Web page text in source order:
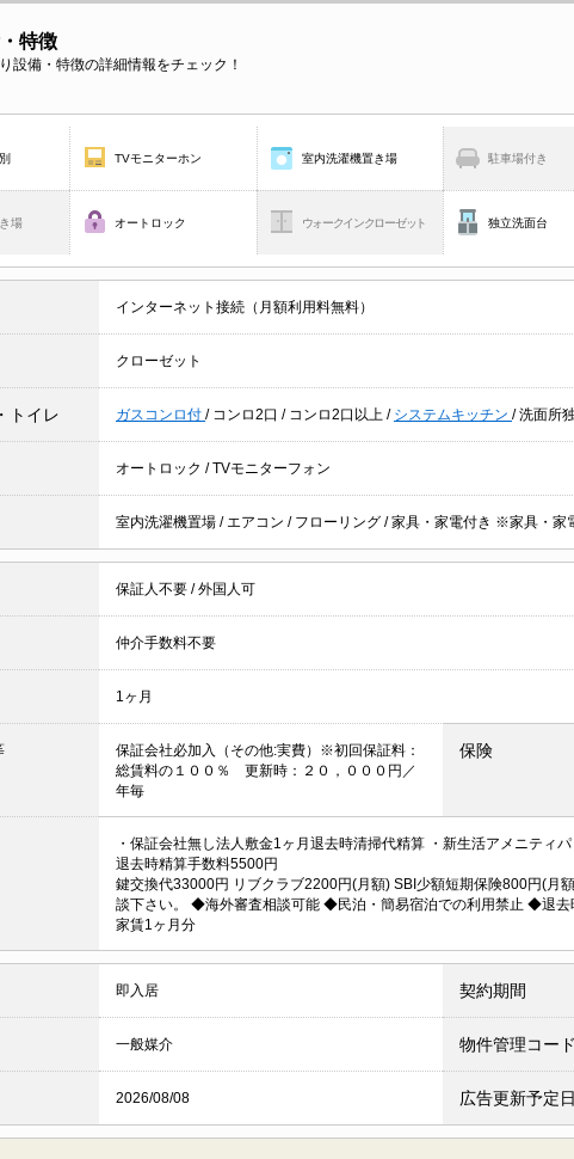
特徴
設備・特徴の詳細情報をチェック！
TVモニターホン 室内洗濯機置き場 駐車場付き
場 オートロック ウォークインクローゼット 独立洗面台
インターネット接続（月額利用料無料）
クローゼット
トイレ ガスコンロ付 / コンロ2口 / コンロ2口以上 / システムキッチン /洗面所
オートロック /TVモニターフォン
室内洗濯機置場 / エアコン / フローリング /家具・家電付き ※家具・家
保証人不要 /外国人可
仲介手数料不要
1ヶ月
保証会社必加入（その他:実費）※初回保証料：
総賃料の１００％ 更新時：２０，０００円／
年毎
保険
・保証会社無し法人敷金1ヶ月退去時清掃代精算 ・新生活アメニティ
退去時精算手数料5500円
鍵交換代33000円 リブクラブ2200円(月額) SBI少額短期保険800円(月
談下さい。 ◆海外審査相談可能 ◆民泊・簡易宿泊での利用禁止 ◆退
家賃1ヶ月分
即入居 契約期間
一般媒介 物件管理コード
2026/08/08 広告更新予定日